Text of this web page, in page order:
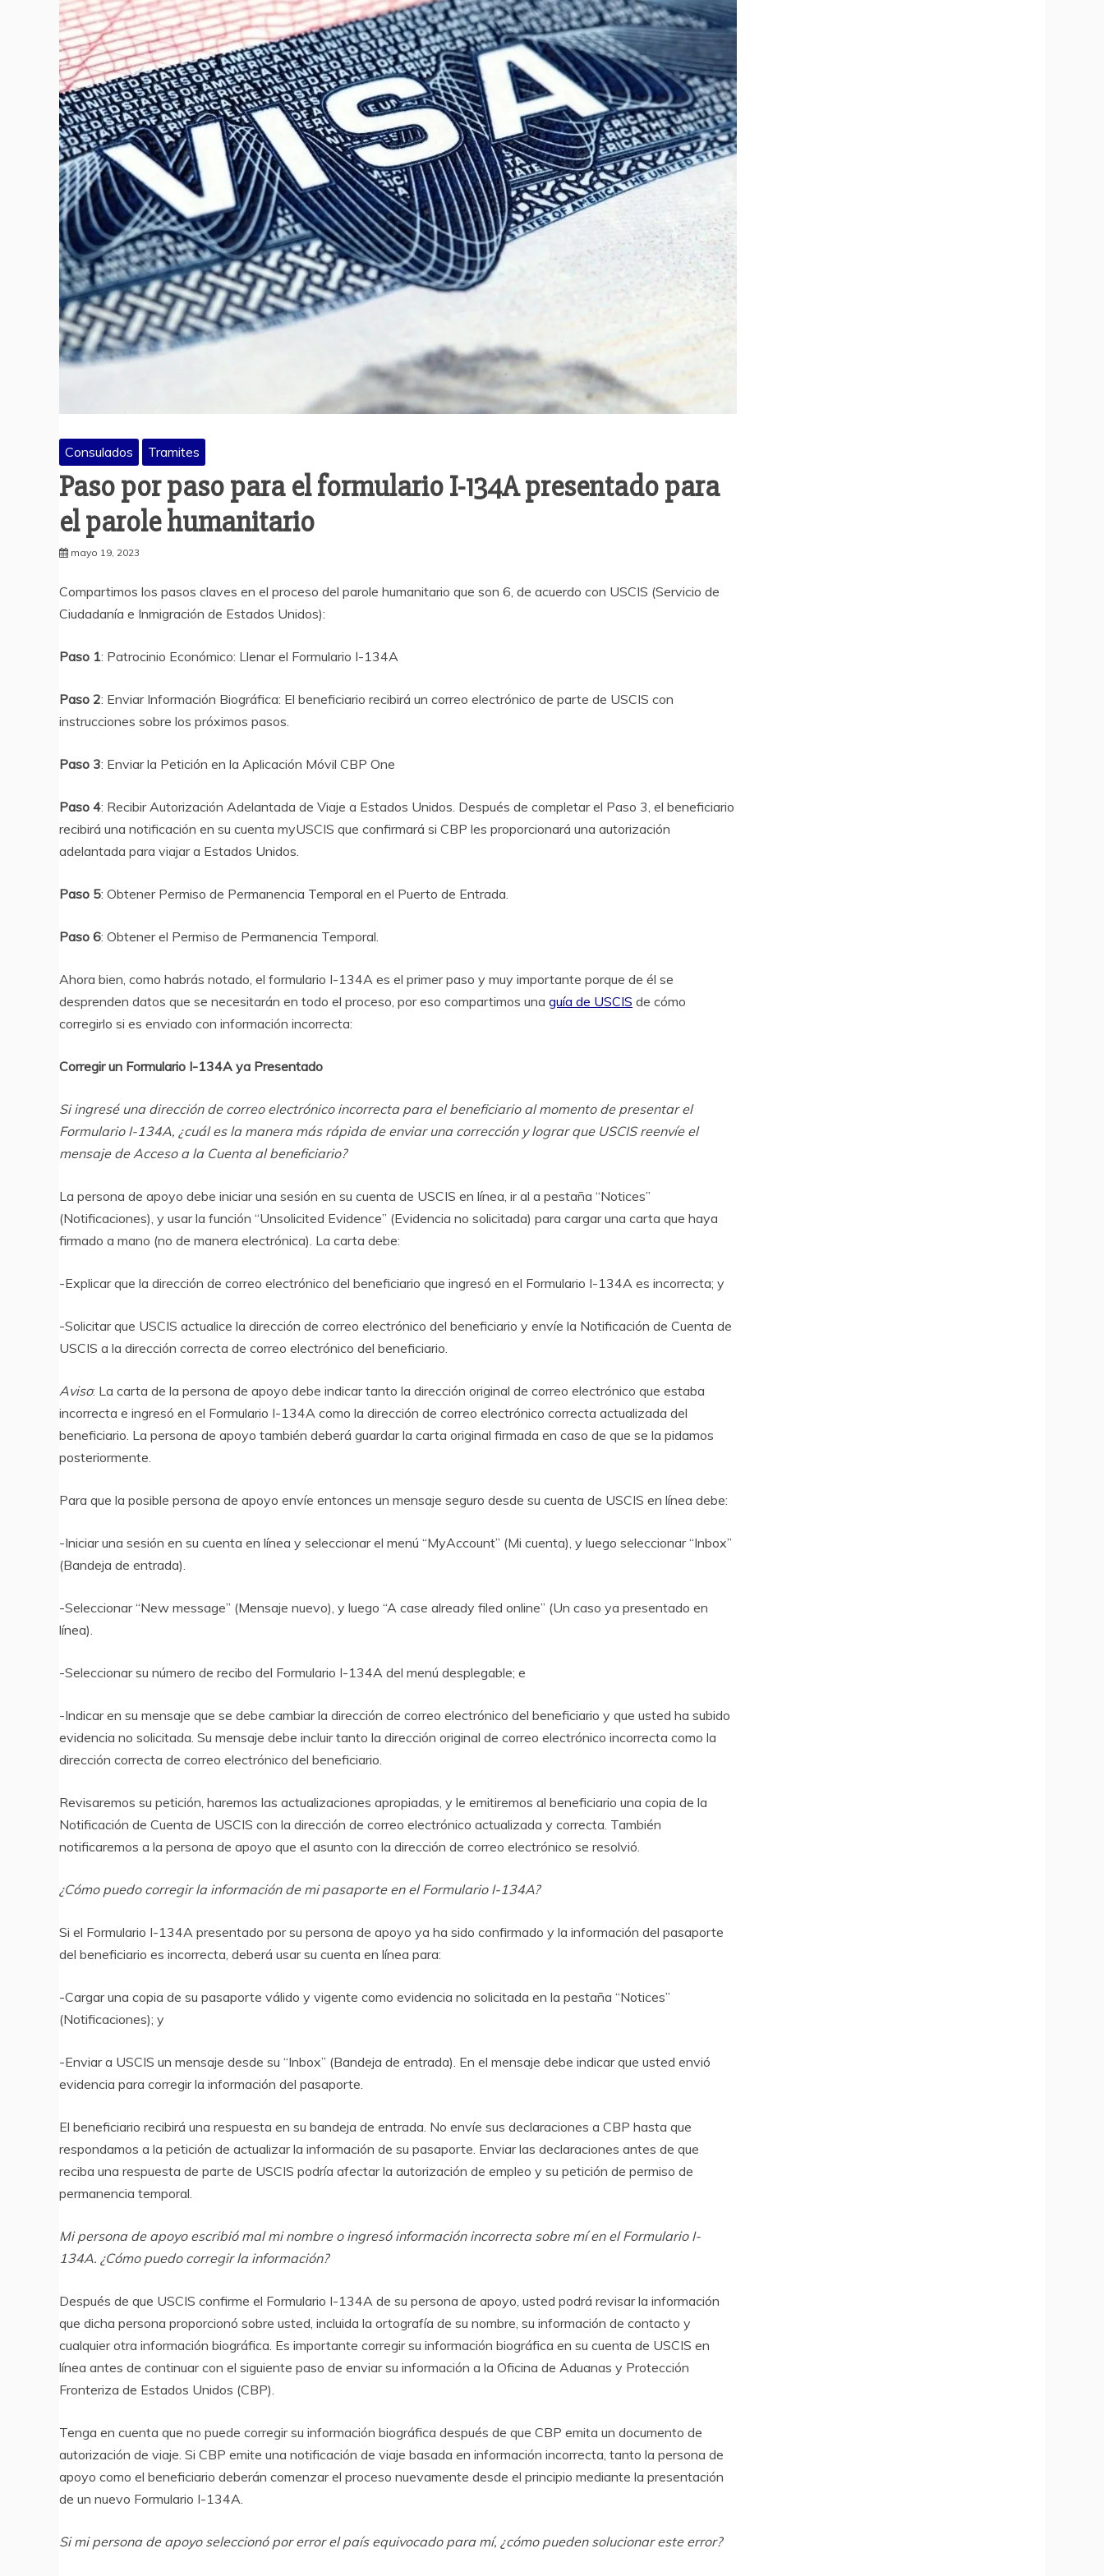
Consulados Tramites
Paso por paso para el formulario I-134A presentado para
el parole humanitario
mayo 19, 2023
Compartimos los pasos claves en el proceso del parole humanitario que son 6, de acuerdo con USCIS (Servicio de
Ciudadanía e Inmigración de Estados Unidos):
Paso 1: Patrocinio Económico: Llenar el Formulario I-134A
Paso 2: Enviar Información Biográfica: El beneficiario recibirá un correo electrónico de parte de USCIS con
instrucciones sobre los próximos pasos.
Paso 3: Enviar la Petición en la Aplicación Móvil CBP One
Paso 4: Recibir Autorización Adelantada de Viaje a Estados Unidos. Después de completar el Paso 3, el beneficiario
recibirá una notificación en su cuenta myUSCIS que confirmará si CBP les proporcionará una autorización
adelantada para viajar a Estados Unidos.
Paso 5: Obtener Permiso de Permanencia Temporal en el Puerto de Entrada.
Paso 6: Obtener el Permiso de Permanencia Temporal.
Ahora bien, como habrás notado, el formulario I-134A es el primer paso y muy importante porque de él se
desprenden datos que se necesitarán en todo el proceso, por eso compartimos una guía de USCIS de cómo
corregirlo si es enviado con información incorrecta:
Corregir un Formulario I-134A ya Presentado
Si ingresé una dirección de correo electrónico incorrecta para el beneficiario al momento de presentar el
Formulario I-134A, ¿cuál es la manera más rápida de enviar una corrección y lograr que USCIS reenvíe el
mensaje de Acceso a la Cuenta al beneficiario?
La persona de apoyo debe iniciar una sesión en su cuenta de USCIS en línea, ir al a pestaña “Notices”
(Notificaciones), y usar la función “Unsolicited Evidence” (Evidencia no solicitada) para cargar una carta que haya
firmado a mano (no de manera electrónica). La carta debe:
-Explicar que la dirección de correo electrónico del beneficiario que ingresó en el Formulario I-134A es incorrecta; y
-Solicitar que USCIS actualice la dirección de correo electrónico del beneficiario y envíe la Notificación de Cuenta de
USCIS a la dirección correcta de correo electrónico del beneficiario.
Aviso: La carta de la persona de apoyo debe indicar tanto la dirección original de correo electrónico que estaba
incorrecta e ingresó en el Formulario I-134A como la dirección de correo electrónico correcta actualizada del
beneficiario. La persona de apoyo también deberá guardar la carta original firmada en caso de que se la pidamos
posteriormente.
Para que la posible persona de apoyo envíe entonces un mensaje seguro desde su cuenta de USCIS en línea debe:
-Iniciar una sesión en su cuenta en línea y seleccionar el menú “MyAccount” (Mi cuenta), y luego seleccionar “Inbox”
(Bandeja de entrada).
-Seleccionar “New message” (Mensaje nuevo), y luego “A case already filed online” (Un caso ya presentado en
línea).
-Seleccionar su número de recibo del Formulario I-134A del menú desplegable; e
-Indicar en su mensaje que se debe cambiar la dirección de correo electrónico del beneficiario y que usted ha subido
evidencia no solicitada. Su mensaje debe incluir tanto la dirección original de correo electrónico incorrecta como la
dirección correcta de correo electrónico del beneficiario.
Revisaremos su petición, haremos las actualizaciones apropiadas, y le emitiremos al beneficiario una copia de la
Notificación de Cuenta de USCIS con la dirección de correo electrónico actualizada y correcta. También
notificaremos a la persona de apoyo que el asunto con la dirección de correo electrónico se resolvió.
¿Cómo puedo corregir la información de mi pasaporte en el Formulario I-134A?
Si el Formulario I-134A presentado por su persona de apoyo ya ha sido confirmado y la información del pasaporte
del beneficiario es incorrecta, deberá usar su cuenta en línea para:
-Cargar una copia de su pasaporte válido y vigente como evidencia no solicitada en la pestaña “Notices”
(Notificaciones); y
-Enviar a USCIS un mensaje desde su “Inbox” (Bandeja de entrada). En el mensaje debe indicar que usted envió
evidencia para corregir la información del pasaporte.
El beneficiario recibirá una respuesta en su bandeja de entrada. No envíe sus declaraciones a CBP hasta que
respondamos a la petición de actualizar la información de su pasaporte. Enviar las declaraciones antes de que
reciba una respuesta de parte de USCIS podría afectar la autorización de empleo y su petición de permiso de
permanencia temporal.
Mi persona de apoyo escribió mal mi nombre o ingresó información incorrecta sobre mí en el Formulario I-
134A. ¿Cómo puedo corregir la información?
Después de que USCIS confirme el Formulario I-134A de su persona de apoyo, usted podrá revisar la información
que dicha persona proporcionó sobre usted, incluida la ortografía de su nombre, su información de contacto y
cualquier otra información biográfica. Es importante corregir su información biográfica en su cuenta de USCIS en
línea antes de continuar con el siguiente paso de enviar su información a la Oficina de Aduanas y Protección
Fronteriza de Estados Unidos (CBP).
Tenga en cuenta que no puede corregir su información biográfica después de que CBP emita un documento de
autorización de viaje. Si CBP emite una notificación de viaje basada en información incorrecta, tanto la persona de
apoyo como el beneficiario deberán comenzar el proceso nuevamente desde el principio mediante la presentación
de un nuevo Formulario I-134A.
Si mi persona de apoyo seleccionó por error el país equivocado para mí, ¿cómo pueden solucionar este error?